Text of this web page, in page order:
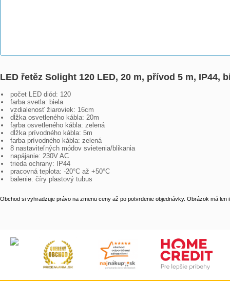
LED řetěz Solight 120 LED, 20 m, přívod 5 m, IP44,
počet LED diód: 120
farba svetla: biela
vzdialenosť žiaroviek: 16cm
dĺžka osvetleného kábla: 20m
farba osvetleného kábla: zelená
dĺžka prívodného kábla: 5m
farba prívodného kábla: zelená
8 nastaviteľných módov svietenia/blikania
napájanie: 230V AC
trieda ochrany: IP44
pracovná teplota: -20°C až +50°C
balenie: číry plastový tubus
Obchod si vyhradzuje právo na zmenu ceny až po potvrdenie objednávky. Obrázok má len